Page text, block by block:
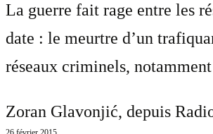
La guerre fait rage entre les
date : le meurtre d’un
réseaux criminels,
Zoran Glavonjić, depuis